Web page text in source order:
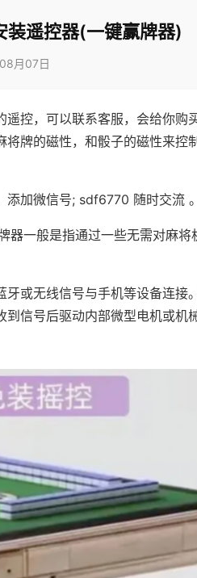
装遥控器(一键赢牌器)
月07日
控，可以联系客服，会给你购
牌的磁性，和骰子的磁性来控
加微信号; sdf6770 随时交流 。
器一般是指通过一些无需对麻将
或无线信号与手机等设备连接
信号后驱动内部微型电机或机